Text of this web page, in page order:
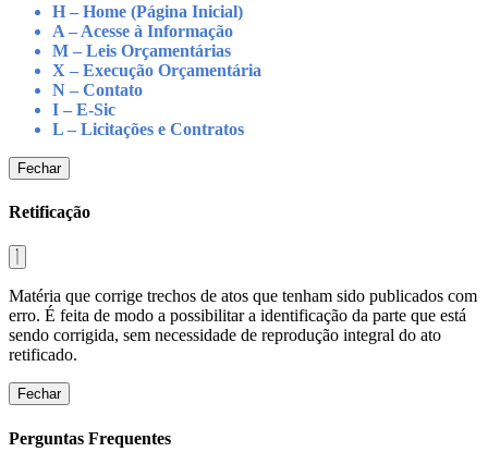
H – Home (Página Inicial)
A – Acesse à Informação
M – Leis Orçamentárias
X – Execução Orçamentária
N – Contato
I – E-Sic
L – Licitações e Contratos
Fechar
Retificação
Matéria que corrige trechos de atos que tenham sido publicados com
erro. É feita de modo a possibilitar a identificação da parte que está
sendo corrigida, sem necessidade de reprodução integral do ato
retificado.
Fechar
Perguntas Frequentes